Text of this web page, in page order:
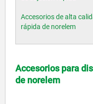
Accesorios de alta
rápida de norelem
Accesorios para
de norelem